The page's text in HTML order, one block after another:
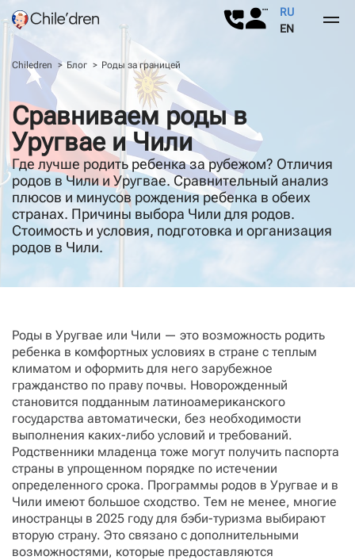
О нас
О нас
Отзывы
Роды в Чили
Почему Чили
Роды в Чили
Паспорт Чили
Услуги
Суррогатное материнство
Контакты
Ответы на вопросы
RU
EN
Chiledren Блог Роды за границей
Сравниваем роды в
Уругвае и Чили
Где лучше родить ребенка за рубежом? Отличия
родов в Чили и Уругвае. Сравнительный анализ
плюсов и минусов рождения ребенка в обеих
странах. Причины выбора Чили для родов.
Стоимость и условия, подготовка и организация
родов в Чили.
Роды в Уругвае или Чили — это возможность родить
ребенка в комфортных условиях в стране с теплым
климатом и оформить для него зарубежное
гражданство по праву почвы. Новорожденный
становится подданным латиноамериканского
государства автоматически, без необходимости
выполнения каких-либо условий и требований.
Родственники младенца тоже могут получить паспорта
страны в упрощенном порядке по истечении
определенного срока. Программы родов в Уругвае и в
Чили имеют большое сходство. Тем не менее, многие
иностранцы в 2025 году для бэби-туризма выбирают
вторую страну. Это связано с дополнительными
возможностями, которые предоставляются